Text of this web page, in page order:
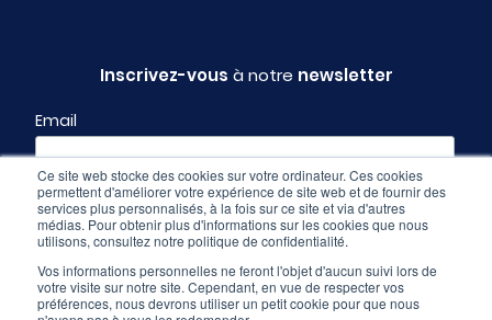
Ce site web stocke des cookies sur votre ordinateur. Ces cookies
permettent d'améliorer votre expérience de site web et de fournir des
services plus personnalisés, à la fois sur ce site et via d'autres
médias. Pour obtenir plus d'informations sur les cookies que nous
utilisons, consultez notre politique de confidentialité.
Vos informations personnelles ne feront l'objet d'aucun suivi lors de
votre visite sur notre site. Cependant, en vue de respecter vos
préférences, nous devrons utiliser un petit cookie pour que nous
Inscrivez-vous à notre newsletter
Email
Profil